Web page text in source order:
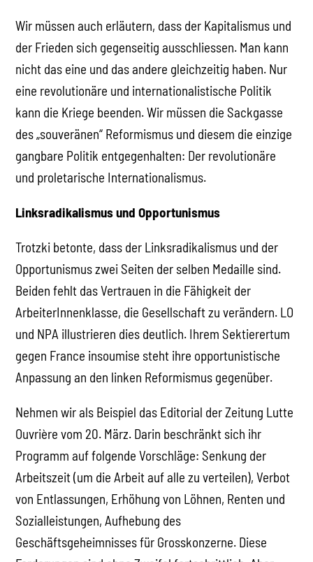
Wir müssen auch erläutern, dass der Kapitalismus und
der Frieden sich gegenseitig ausschliessen. Man kann
nicht das eine und das andere gleichzeitig haben. Nur
eine revolutionäre und internationalistische Politik
kann die Kriege beenden. Wir müssen die Sackgasse
des „souveränen“ Reformismus und diesem die einzige
gangbare Politik entgegenhalten: Der revolutionäre
und proletarische Internationalismus.
Linksradikalismus und Opportunismus
Trotzki betonte, dass der Linksradikalismus und der
Opportunismus zwei Seiten der selben Medaille sind.
Beiden fehlt das Vertrauen in die Fähigkeit der
ArbeiterInnenklasse, die Gesellschaft zu verändern. LO
und NPA illustrieren dies deutlich. Ihrem Sektierertum
gegen France insoumise steht ihre opportunistische
Anpassung an den linken Reformismus gegenüber.
Nehmen wir als Beispiel das Editorial der Zeitung Lutte
Ouvrière vom 20. März. Darin beschränkt sich ihr
Programm auf folgende Vorschläge: Senkung der
Arbeitszeit (um die Arbeit auf alle zu verteilen), Verbot
von Entlassungen, Erhöhung von Löhnen, Renten und
Sozialleistungen, Aufhebung des
Geschäftsgeheimnisses für Grosskonzerne. Diese